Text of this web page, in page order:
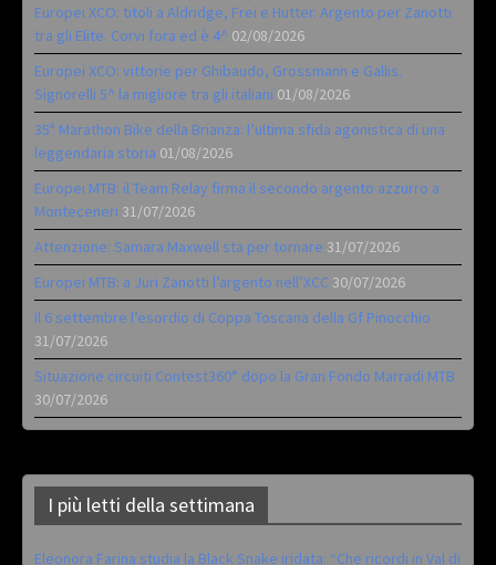
Europei XCO: titoli a Aldridge, Frei e Hutter. Argento per Zanotti
tra gli Elite. Corvi fora ed è 4^ 02/08/2026
Europei XCO: vittorie per Ghibaudo, Grossmann e Gallis.
Signorelli 5^ la migliore tra gli italiani 01/08/2026
35ª Marathon Bike della Brianza: l’ultima sfida agonistica di una
leggendaria storia 01/08/2026
Europei MTB: il Team Relay firma il secondo argento azzurro a
Monteceneri 31/07/2026
Attenzione: Samara Maxwell sta per tornare 31/07/2026
Europei MTB: a Juri Zanotti l’argento nell’XCC 30/07/2026
Il 6 settembre l’esordio di Coppa Toscana della Gf Pinocchio
31/07/2026
Situazione circuiti Contest360° dopo la Gran Fondo Marradi MTB
30/07/2026
I più letti della settimana
Eleonora Farina studia la Black Snake iridata: “Che ricordi in Val di